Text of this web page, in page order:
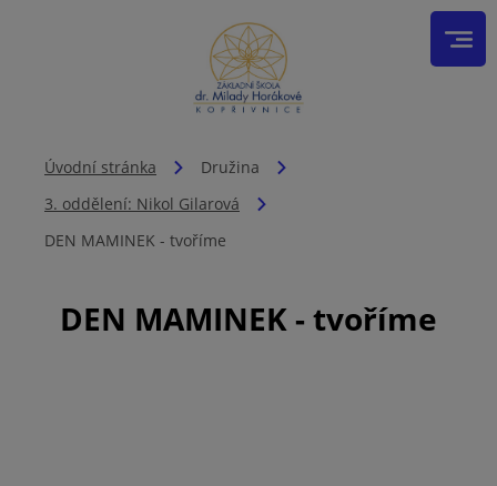
Úvodní stránka
Družina
3. oddělení: Nikol Gilarová
DEN MAMINEK - tvoříme
DEN MAMINEK - tvoříme